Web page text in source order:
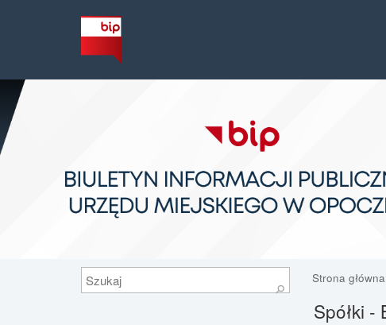
Szukaj
⚲
Strona główna
Spółki